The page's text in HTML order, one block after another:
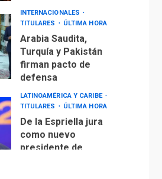
INTERNACIONALES
TITULARES
ÚLTIMA HORA
Arabia Saudita,
Turquía y Pakistán
firman pacto de
defensa
LATINOAMÉRICA Y CARIBE
TITULARES
ÚLTIMA HORA
De la Espriella jura
como nuevo
presidente de